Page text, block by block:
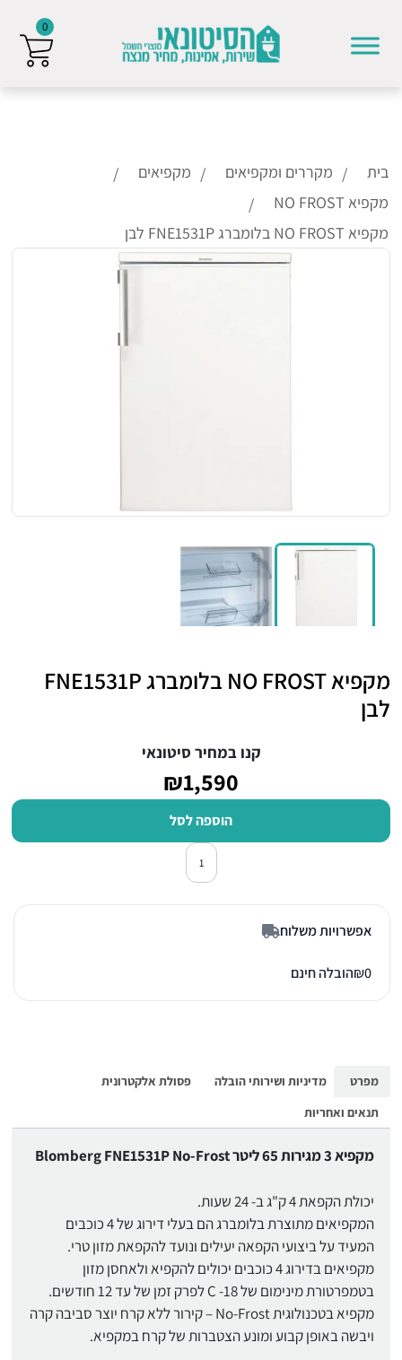
בית מקררים ומקפיאים
מקפיאים
מקפיא NO FROST
מקפיא NO FROST בלומברג FNE1531P לבן
מקפיא NO FROST בלומברג FNE1531P
לבן
קנו במחיר סיטונאי
₪1,590
הוספה לסל
כמות של מקפיא No Frost בלומברג FNE1531P לבן
אפשרויות משלוח
₪0 הובלה חינם
מפרט מדיניות ושירותי הובלה
פסולת אלקטרונית
תנאים ואחריות
מקפיא 3 מגירות 65 ליטר Blomberg FNE1531P No-Frost
יכולת הקפאת 4 ק"ג ב- 24 שעות.
המקפיאים מתוצרת בלומברג הם בעלי דירוג של 4 כוכבים
המעיד על ביצועי הקפאה יעילים ונועד להקפאת מזון טרי.
מקפיאים בדירוג 4 כוכבים יכולים להקפיא ולאחסן מזון
בטמפרטורת מינימום של 18- C לפרק זמן של עד 12 חודשים.
מקפיא בטכנולוגית No-Frost – קירור ללא קרח יוצר סביבה קרה
ויבשה באופן קבוע ומונע הצטברות של קרח במקפיא.
0